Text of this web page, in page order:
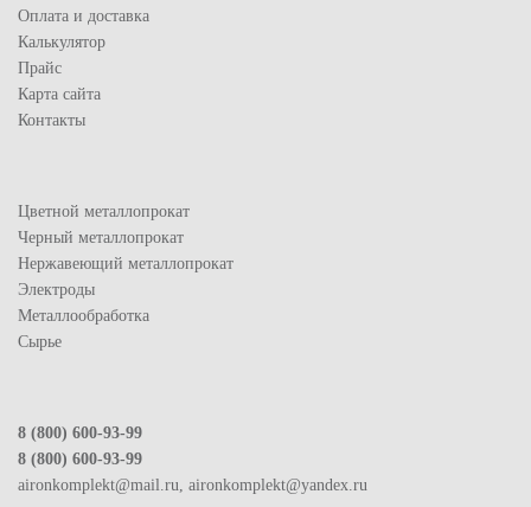
Оплата и доставка
Калькулятор
Прайс
Карта сайта
Контакты
Цветной металлопрокат
Черный металлопрокат
Нержавеющий металлопрокат
Электроды
Металлообработка
Сырье
8 (800) 600-93-99
8 (800) 600-93-99
aironkomplekt@mail.ru, aironkomplekt@yandex.ru